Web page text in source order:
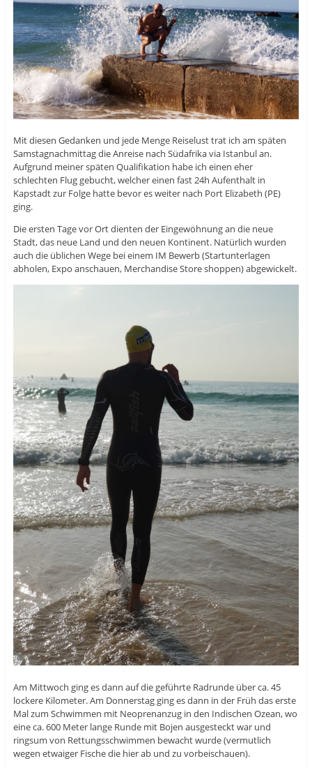
Mit diesen Gedanken und jede Menge Reiselust trat ich am späten
Samstagnachmittag die Anreise nach Südafrika via Istanbul an.
Aufgrund meiner späten Qualifikation habe ich einen eher
schlechten Flug gebucht, welcher einen fast 24h Aufenthalt in
Kapstadt zur Folge hatte bevor es weiter nach Port Elizabeth (PE)
ging.
Die ersten Tage vor Ort dienten der Eingewöhnung an die neue
Stadt, das neue Land und den neuen Kontinent. Natürlich wurden
auch die üblichen Wege bei einem IM Bewerb (Startunterlagen
abholen, Expo anschauen, Merchandise Store shoppen) abgewickelt.
Am Mittwoch ging es dann auf die geführte Radrunde über ca. 45
lockere Kilometer. Am Donnerstag ging es dann in der Früh das erste
Mal zum Schwimmen mit Neoprenanzug in den Indischen Ozean, wo
eine ca. 600 Meter lange Runde mit Bojen ausgesteckt war und
ringsum von Rettungsschwimmen bewacht wurde (vermutlich
wegen etwaiger Fische die hier ab und zu vorbeischauen).